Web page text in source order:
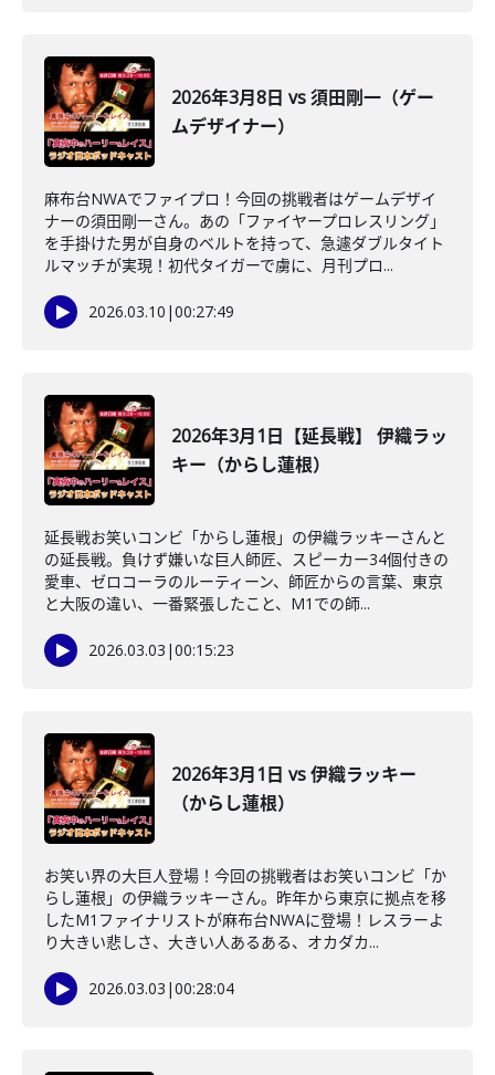
2026年3月8日 vs 須田剛一（ゲー
ムデザイナー）
麻布台NWAでファイプロ！今回の挑戦者はゲームデザイ
ナーの須田剛一さん。あの「ファイヤープロレスリング」
を手掛けた男が自身のベルトを持って、急遽ダブルタイト
ルマッチが実現！初代タイガーで虜に、月刊プロ...
2026.03.10 |00:27:49
2026年3月1日【延長戦】 伊織ラッ
キー（からし蓮根）
延長戦お笑いコンビ「からし蓮根」の伊織ラッキーさんと
の延長戦。負けず嫌いな巨人師匠、スピーカー34個付きの
愛車、ゼロコーラのルーティーン、師匠からの言葉、東京
と大阪の違い、一番緊張したこと、M1での師...
2026.03.03 |00:15:23
2026年3月1日 vs 伊織ラッキー
（からし蓮根）
お笑い界の大巨人登場！今回の挑戦者はお笑いコンビ「か
らし蓮根」の伊織ラッキーさん。昨年から東京に拠点を移
したM1ファイナリストが麻布台NWAに登場！レスラーよ
り大きい悲しさ、大きい人あるある、オカダカ...
2026.03.03 |00:28:04